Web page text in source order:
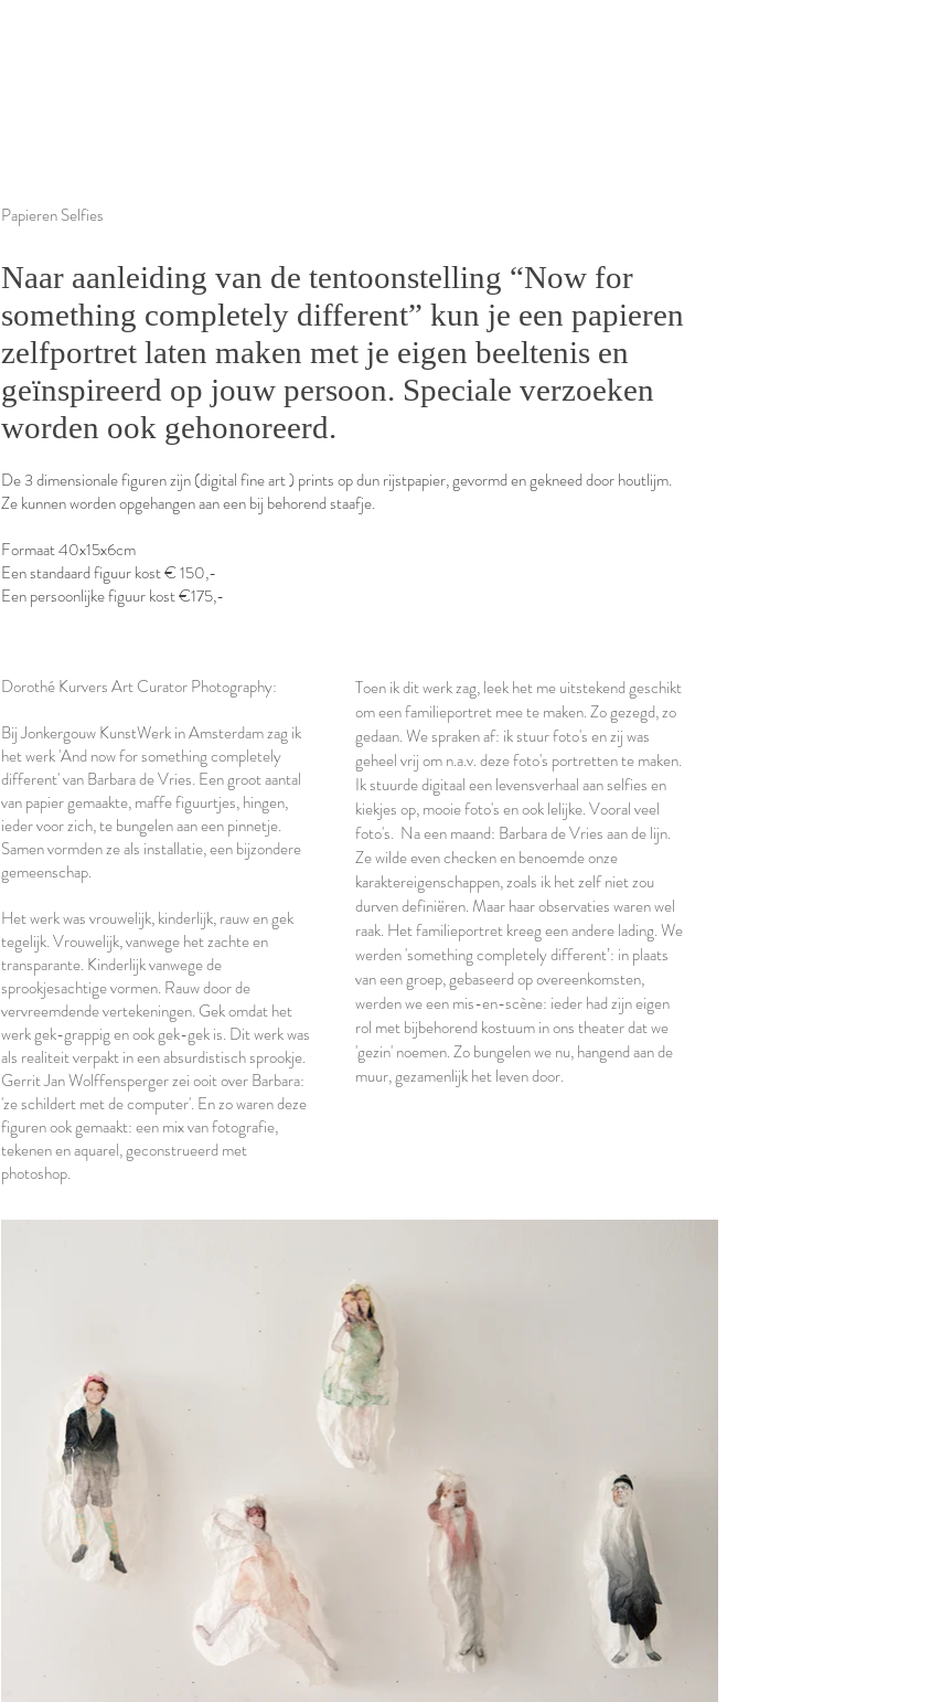
Papieren Selfies
Naar aanleiding van de tentoonstelling “Now for
something completely different” kun je een papieren
zelfportret laten maken met je eigen beeltenis en
geïnspireerd op jouw persoon. Speciale verzoeken
worden ook gehonoreerd.
De 3 dimensionale figuren zijn (digital fine art ) prints op dun rijstpapier, gevormd en gekneed door houtlijm.
Ze kunnen worden opgehangen aan een bij behorend staafje.
Formaat 40x15x6cm
Een standaard figuur kost € 150,-
Een persoonlijke figuur kost €175,-
Dorothé Kurvers Art Curator Photography:
Bij Jonkergouw KunstWerk in Amsterdam zag ik
het werk 'And now for something completely
different' van Barbara de Vries. Een groot aantal
van papier gemaakte, maffe figuurtjes, hingen,
ieder voor zich, te bungelen aan een pinnetje.
Samen vormden ze als installatie, een bijzondere
gemeenschap.
Het werk was vrouwelijk, kinderlijk, rauw en gek
tegelijk. Vrouwelijk, vanwege het zachte en
transparante. Kinderlijk vanwege de
sprookjesachtige vormen. Rauw door de
vervreemdende vertekeningen. Gek omdat het
werk gek-grappig en ook gek-gek is. Dit werk was
als realiteit verpakt in een absurdistisch sprookje.
Gerrit Jan Wolffensperger zei ooit over Barbara:
'ze schildert met de computer'. En zo waren deze
figuren ook gemaakt: een mix van fotografie,
tekenen en aquarel, geconstrueerd met
photoshop.
Toen ik dit werk zag, leek het me uitstekend geschikt
om een familieportret mee te maken. Zo gezegd, zo
gedaan. We spraken af: ik stuur foto's en zij was
geheel vrij om n.a.v. deze foto's portretten te maken.
Ik stuurde digitaal een levensverhaal aan selfies en
kiekjes op, mooie foto's en ook lelijke. Vooral veel
foto's. Na een maand: Barbara de Vries aan de lijn.
Ze wilde even checken en benoemde onze
karaktereigenschappen, zoals ik het zelf niet zou
durven definiëren. Maar haar observaties waren wel
raak. Het familieportret kreeg een andere lading. We
werden 'something completely different’: in plaats
van een groep, gebaseerd op overeenkomsten,
werden we een mis-en-scène: ieder had zijn eigen
rol met bijbehorend kostuum in ons theater dat we
'gezin' noemen.Zo bungelen we nu, hangend aan de
muur, gezamenlijk het leven door.